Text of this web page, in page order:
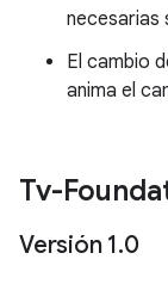
necesarias
El cambio
anima el
Tv-
Versión 1.0